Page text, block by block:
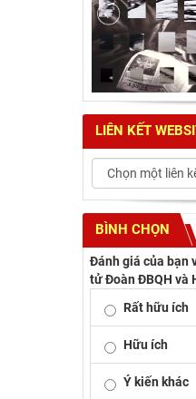
LIÊN KẾT
BÌNH CHỌN
Đánh giá của bạn
tử Đoàn ĐBQH và
Rất hữu ích
Hữu ích
Ý kiến khác